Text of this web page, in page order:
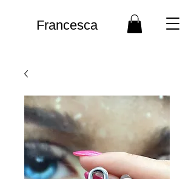
Francesca